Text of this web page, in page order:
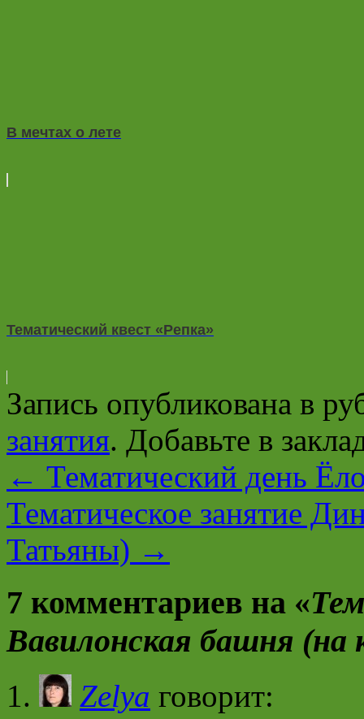
В мечтах о лете
Тематический квест «Репка»
Запись опубликована в
занятия. Добавьте в
← Тематический день
Тематическое занятие
Татьяны) →
7 комментариев на «
Вавилонская башня (на
Zelya говорит: